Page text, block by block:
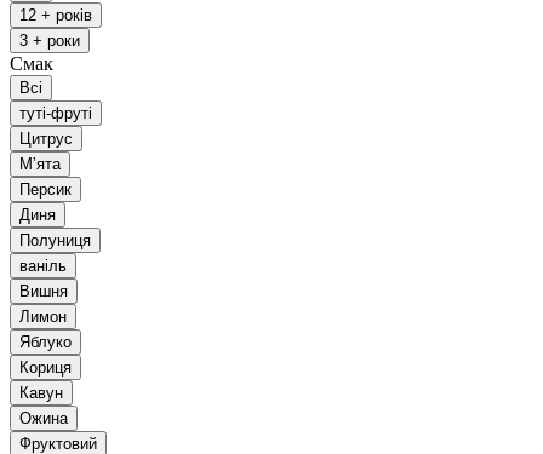
12 + років
3 + роки
Смак
Всі
туті-фруті
Цитрус
Мʼята
Персик
Диня
Полуниця
ваніль
Вишня
Лимон
Яблуко
Кориця
Кавун
Ожина
Фруктовий